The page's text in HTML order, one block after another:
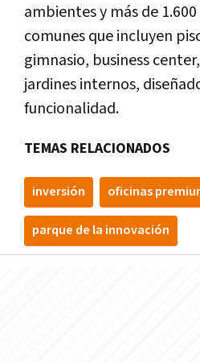
ambientes y más de
comunes que incluyen
gimnasio, business
jardines internos,
funcionalidad.
TEMAS RELACIONADOS
inversión oficinas
parque de la innovación